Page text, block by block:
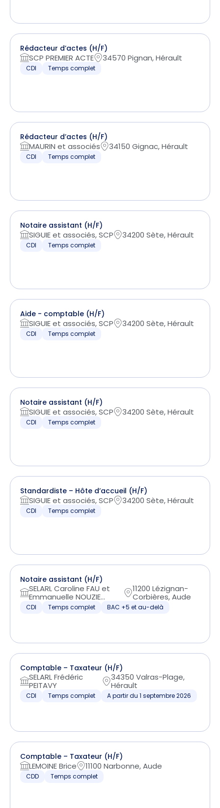
Rédacteur d’actes (H/F)
SCP PREMIER ACTE 34570 Pignan, Hérault
CDI Temps complet
Rédacteur d’actes (H/F)
MAURIN et associés 34150 Gignac, Hérault
CDI Temps complet
Notaire assistant (H/F)
SIGUIE et associés, SCP 34200 Sète, Hérault
CDI Temps complet
Aide - comptable (H/F)
SIGUIE et associés, SCP 34200 Sète, Hérault
CDI Temps complet
Notaire assistant (H/F)
SIGUIE et associés, SCP 34200 Sète, Hérault
CDI Temps complet
Standardiste – Hôte d’accueil (H/F)
SIGUIE et associés, SCP 34200 Sète, Hérault
CDI Temps complet
Notaire assistant (H/F)
SELARL Caroline FAU et
Emmanuelle NOUZIE...
11200 Lézignan-
Corbières, Aude
CDI Temps complet BAC +5 et au-delà
Comptable – Taxateur (H/F)
SELARL Frédéric
PEITAVY
34350 Valras-Plage,
Hérault
CDI Temps complet A partir du 1 septembre 2026
Comptable – Taxateur (H/F)
LEMOINE Brice 11100 Narbonne, Aude
CDD Temps complet